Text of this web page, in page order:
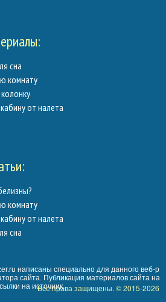
сна
комнату
от налета
комнату
от налета
сна
написаны специально для данного веб-
сайта. Публикация материалов сайта
на источник.
Все права защищены. © 2015-2026